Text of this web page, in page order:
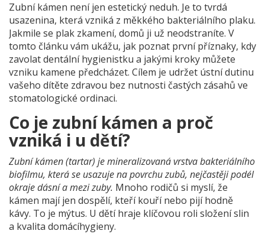
Zubní kámen není jen estetický neduh. Je to tvrdá
usazenina, která vzniká z měkkého bakteriálního plaku.
Jakmile se plak zkamení, domů ji už neodstraníte. V
tomto článku vám ukážu, jak poznat první příznaky, kdy
zavolat dentální hygienistku a jakými kroky můžete
vzniku kamene předcházet. Cílem je udržet ústní dutinu
vašeho dítěte zdravou bez nutnosti častých zásahů ve
stomatologické ordinaci.
Co je zubní kámen a proč
vzniká i u dětí?
Zubní kámen (tartar) je mineralizovaná vrstva bakteriálního
biofilmu, která se usazuje na povrchu zubů, nejčastěji podél
okraje dásní a mezi zuby. Mnoho rodičů si myslí, že
kámen mají jen dospělí, kteří kouří nebo pijí hodně
kávy. To je mýtus. U dětí hraje klíčovou roli složení slin
a kvalita domácíhygieny.